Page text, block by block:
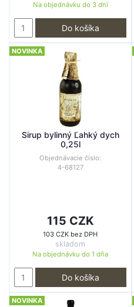
Na objednávku do 3 dní
Do košíka
NOVINKA
Sirup bylinný Ľahký dych
0,25l
Objednávacie číslo:
4-68127
115 CZK
103 CZK bez DPH
skladom
Na objednávku do 1 dňa
Do košíka
NOVINKA